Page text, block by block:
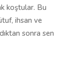
koştular. Bu
ihsan ve
sonra sen